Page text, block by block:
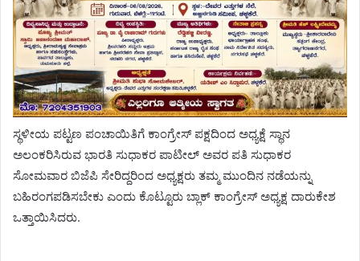
ಸ್ಥಳೀಯ ಪಟ್ಟಣ ಪಂಚಾಯಿತಿಗೆ ಕಾಂಗ್ರೇಸ್ ಪಕ್ಷದಿಂದ ಅಧ್ಯಕ್ಷೆ ಸ್ಥಾನ
ಅಲಂಕರಿಸಿರುವ ಭಾರತಿ ಸುಧಾಕರ ಪಾಟೀಲ್ ಅವರ ಪತಿ ಸುಧಾಕರ
ಸೋಮವಾರ ಬಿಜೆಪಿ ಸೇರಿದ್ದರಿಂದ ಅಧ್ಯಕ್ಷರು ತಮ್ಮ ಮುಂದಿನ ನಡೆಯನ್ನು
ಬಹಿರಂಗಪಡಿಸಬೇಕು ಎಂದು ಕೊಟ್ಟೂರು ಬ್ಲಾಕ್ ಕಾಂಗ್ರೇಸ್ ಅಧ್ಯಕ್ಷ ದಾರುಕೇಶ
ಒತ್ತಾಯಿಸಿದರು.